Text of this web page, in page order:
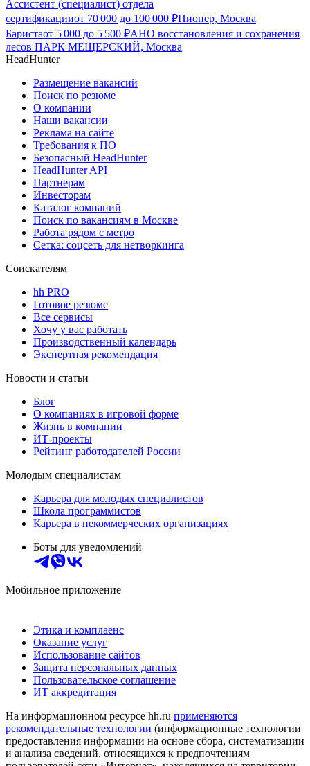
Ассистент (специалист) отдела
сертификацииот 70 000 до 100 000 ₽Пионер, Москва
Баристаот 5 000 до 5 500 ₽АНО восстановления и сохранения
лесов ПАРК МЕЩЕРСКИЙ, Москва
HeadHunter
Размещение вакансий
Поиск по резюме
О компании
Наши вакансии
Реклама на сайте
Требования к ПО
Безопасный HeadHunter
HeadHunter API
Партнерам
Инвесторам
Каталог компаний
Поиск по вакансиям в Москве
Работа рядом с метро
Сетка: соцсеть для нетворкинга
Соискателям
hh PRO
Готовое резюме
Все сервисы
Хочу у вас работать
Производственный календарь
Экспертная рекомендация
Новости и статьи
Блог
О компаниях в игровой форме
Жизнь в компании
ИТ-проекты
Рейтинг работодателей России
Молодым специалистам
Карьера для молодых специалистов
Школа программистов
Карьера в некоммерческих организациях
Боты для уведомлений
Мобильное приложение
Этика и комплаенс
Оказание услуг
Использование сайтов
Защита персональных данных
Пользовательское соглашение
ИТ аккредитация
На информационном ресурсе hh.ru применяются
рекомендательные технологии (информационные технологии
предоставления информации на основе сбора, систематизации
и анализа сведений, относящихся к предпочтениям